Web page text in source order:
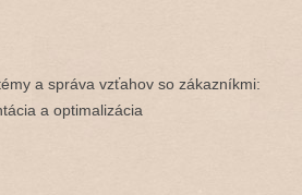
a správa vzťahov so zákazníkmi:
a optimalizácia